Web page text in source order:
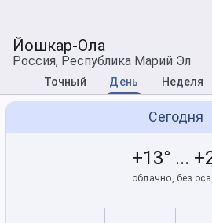
Йошкар-Ола
Россия, Республика Марий Эл
Точный День Неделя
Сегодня
+13° ...
облачно, без